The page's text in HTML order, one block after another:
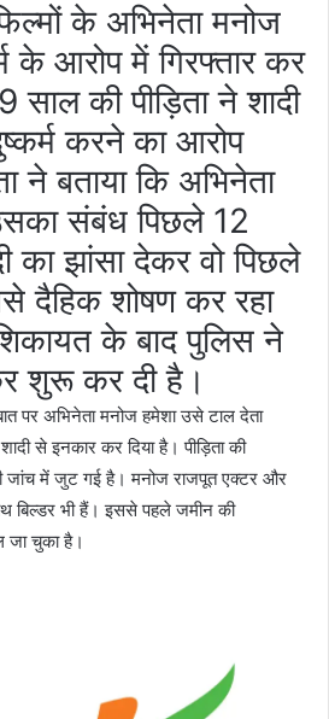
के अभिनेता मनोज
के आरोप में गिरफ्तार कर
साल की पीड़िता ने शादी
करने का आरोप
ने बताया कि अभिनेता
संबंध पिछले 12
का झांसा देकर वो पिछले
दैहिक शोषण कर रहा
के बाद पुलिस ने
शुरू कर दी है।
पर अभिनेता मनोज हमेशा उसे टाल देता
से इनकार कर दिया है। पीड़िता की
जांच में जुट गई है। मनोज राजपूत एक्टर और
बिल्डर भी हैं। इससे पहले जमीन की
जा चुका है।